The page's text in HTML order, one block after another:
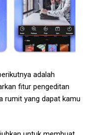
adalah
fitur pengeditan
rumit yang dapat kamu